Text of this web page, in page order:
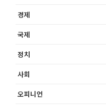
경제
국제
정치
사회
오피니언